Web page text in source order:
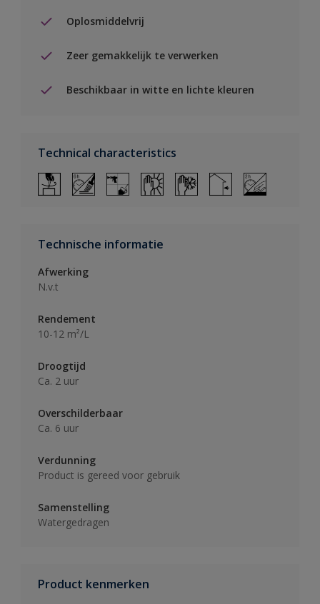
Oplosmiddelvrij
Zeer gemakkelijk te verwerken
Beschikbaar in witte en lichte kleuren
Technical characteristics
Technische informatie
Afwerking
N.v.t
Rendement
10-12 m²/L
Droogtijd
Ca. 2 uur
Overschilderbaar
Ca. 6 uur
Verdunning
Product is gereed voor gebruik
Samenstelling
Watergedragen
Product kenmerken